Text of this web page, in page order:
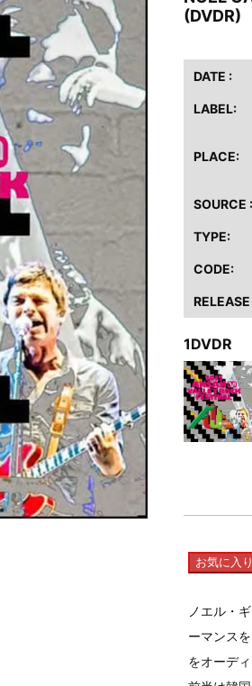
NGHFB / 2024年7月28日 フジロック’24公演
ウォーニング / 2024年4月22日 英リーズ公
リー・ジョエル / 2024年3月24日
ガー / 2024年6月3日 カーディフ公演 IEM/
コーピオンズ / 2024年6月15日 リスボン公
ネスキン / 2024年6月9日 ドイツ ROCK
ム・ギャラガー / 2024年6月1日 英国シ
デス / 2023年8月4日 ドイツ W.O.A. 公演
ーライア・ヒープ / 2023年8月3日 ドイツ
ャーニー / 1979年5月8+9日 コロラド州 2公
(DVDR)
DATE :
LABEL:
PLACE:
SOURCE :
TYPE:
CODE:
1DVDR
お気に入
ノエル・
ーマンス
をオーデ